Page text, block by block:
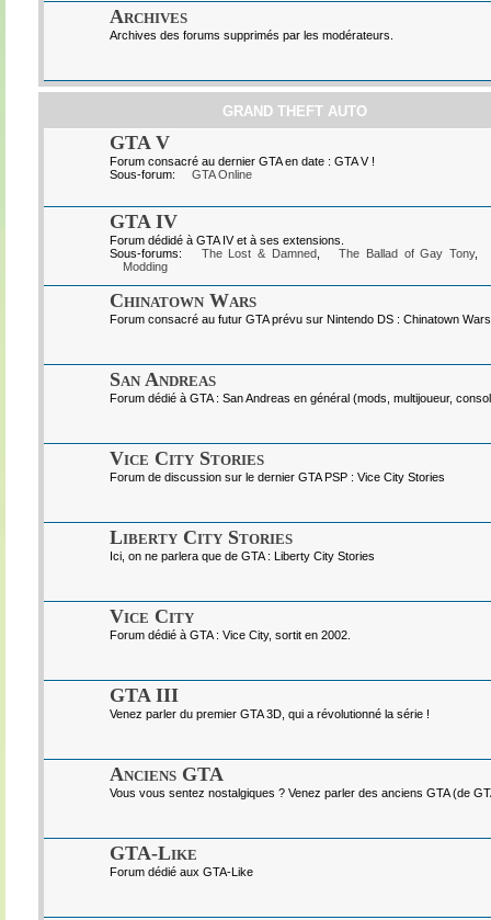
Archives
Archives des forums supprimés par les modérateurs.
GRAND THEFT AUTO
GTA V
Forum consacré au dernier GTA en date : GTA V !
Sous-forum:
GTA Online
GTA IV
Forum dédidé à GTA IV et à ses extensions.
Sous-forums:
The Lost & Damned, The Ballad of Gay Tony,
Modding
Chinatown Wars
Forum consacré au futur GTA prévu sur Nintendo DS : Chinatown Wars
San Andreas
Forum dédié à GTA : San Andreas en général (mods, multijoueur,
Vice City Stories
Forum de discussion sur le dernier GTA PSP : Vice City Stories
Liberty City Stories
Ici, on ne parlera que de GTA : Liberty City Stories
Vice City
Forum dédié à GTA : Vice City, sortit en 2002.
GTA III
Venez parler du premier GTA 3D, qui a révolutionné la série !
Anciens GTA
Vous vous sentez nostalgiques ? Venez parler des anciens GTA (de
GTA-Like
Forum dédié aux GTA-Like